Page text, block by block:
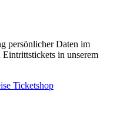
persönlicher Daten im
in unserem
Ticketshop